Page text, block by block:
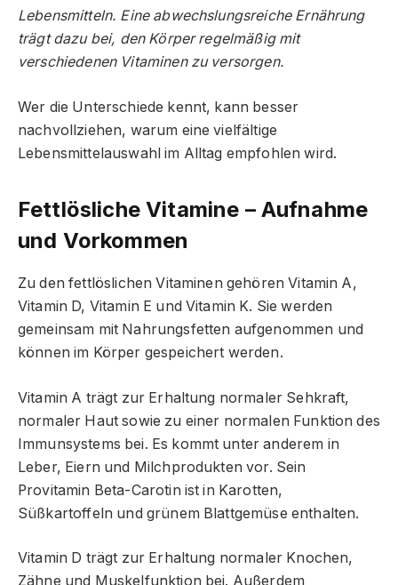
Lebensmitteln. Eine abwechslungsreiche Ernährung
trägt dazu bei, den Körper regelmäßig mit
verschiedenen Vitaminen zu versorgen.
Wer die Unterschiede kennt, kann besser
nachvollziehen, warum eine vielfältige
Lebensmittelauswahl im Alltag empfohlen wird.
Fettlösliche Vitamine – Aufnahme
und Vorkommen
Zu den fettlöslichen Vitaminen gehören Vitamin A,
Vitamin D, Vitamin E und Vitamin K. Sie werden
gemeinsam mit Nahrungsfetten aufgenommen und
können im Körper gespeichert werden.
Vitamin A trägt zur Erhaltung normaler Sehkraft,
normaler Haut sowie zu einer normalen Funktion des
Immunsystems bei. Es kommt unter anderem in
Leber, Eiern und Milchprodukten vor. Sein
Provitamin Beta-Carotin ist in Karotten,
Süßkartoffeln und grünem Blattgemüse enthalten.
Vitamin D trägt zur Erhaltung normaler Knochen,
Zähne und Muskelfunktion bei. Außerdem